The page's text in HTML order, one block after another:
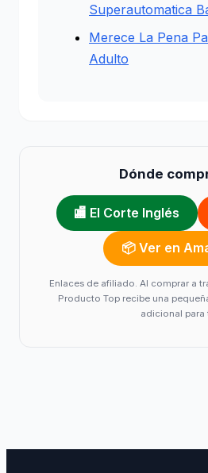
Superautomatica
Merece La Pena
Adulto
Dónde
🏬 El Corte Inglés
📦 Ver en
Enlaces de afiliado. Al comprar a
Producto Top recibe una
adicional para